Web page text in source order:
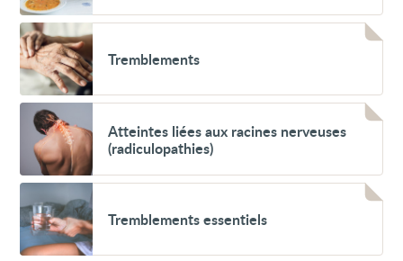
Voir
Tremblements
Tremblements
Voir
Atteintes
liées
aux
racines
nerveuses
(radiculopathies)
Atteintes liées aux racines nerveuses
(radiculopathies)
Voir
Tremblements
essentiels
Tremblements essentiels